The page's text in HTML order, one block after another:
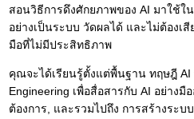
สอนวิธีการดึงศักยภาพของ AI มาใช้
อย่างเป็นระบบ วัดผลได้ และไม่ต้องเสี
มือที่ไม่มีประสิทธิภาพ
คุณจะได้เรียนรู้ตั้งแต่พื้นฐาน ทฤษฎี AI
Engineering เพื่อสื่อสารกับ AI อย่าง
ต้องการ, และรวมไปถึง การสร้างระ